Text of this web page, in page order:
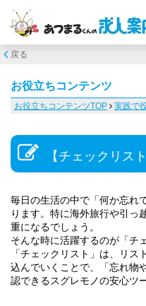
戻る
お役立ちコンテンツ
お役立ちコンテンツTOP 実践で
【チェックリス
毎日の生活の中で「何か忘れ
ります。特に海外旅行や引っ
重になるでしょう。
そんな時に活躍するのが「チ
「チェックリスト」は、リ
込んでいくことで、「忘れ物
認できるスグレモノの安心ツ